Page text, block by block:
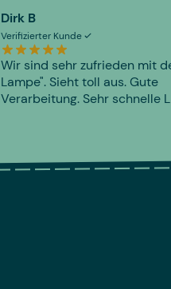
Dirk B
Verifizierter Kunde
Wir sind sehr zufrieden mit
Lampe". Sieht toll aus. Gute
Verarbeitung. Sehr schnelle